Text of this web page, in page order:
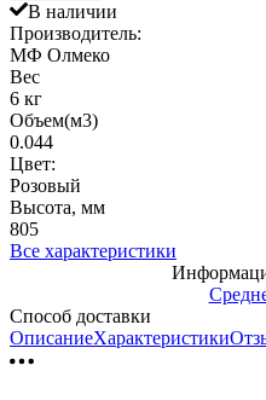
В наличии
Производитель:
МФ Олмеко
Вес
6 кг
Объем(м3)
0.044
Цвет:
Розовый
Высота, мм
805
Все характеристики
Способ доставки
ОписаниеХарактеристики